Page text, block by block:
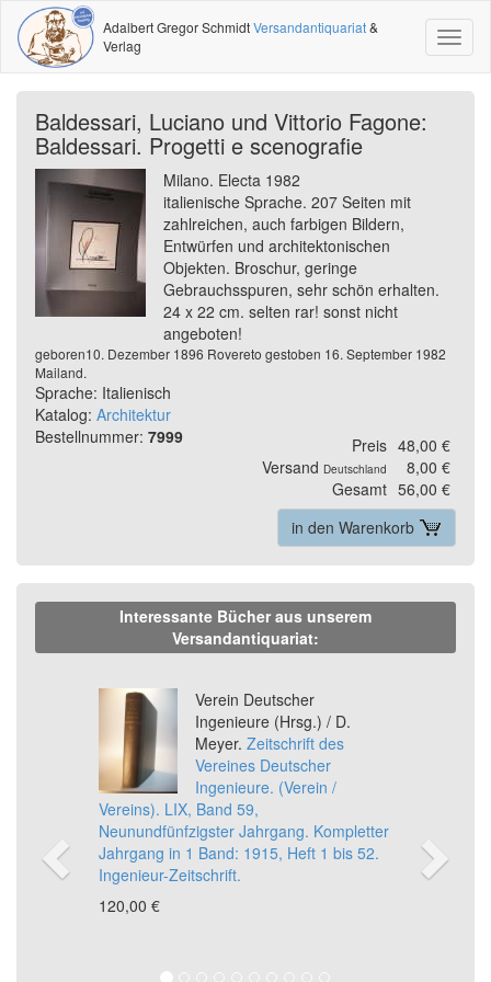
Adalbert Gregor SchmidtVersandantiquariat&
Verlag
Baldessari, Luciano und Vittorio Fagone:
Baldessari. Progetti e scenografie
Milano. Electa 1982
italienische Sprache. 207 Seiten mit
zahlreichen, auch farbigen Bildern,
Entwürfen und architektonischen
Objekten. Broschur, geringe
Gebrauchsspuren, sehr schön erhalten.
24 x 22 cm. selten rar! sonst nicht
angeboten!
geboren10. Dezember 1896 Rovereto gestoben 16. September 1982
Mailand.
Sprache: Italienisch
Katalog: Architektur
Bestellnummer: 7999 Preis 48,00 €
Versand Deutschland
8,00 €
Gesamt 56,00 €
in den Warenkorb
Interessante Bücher aus unserem
Versandantiquariat:
Verein Deutscher
Ingenieure (Hrsg.) / D.
Meyer. Zeitschrift des
Vereines Deutscher
Ingenieure. (Verein /
Vereins). LIX, Band 59,
Neunundfünfzigster Jahrgang. Kompletter
Jahrgang in 1 Band: 1915, Heft 1 bis 52.
Ingenieur-Zeitschrift.
120,00 €
Previous